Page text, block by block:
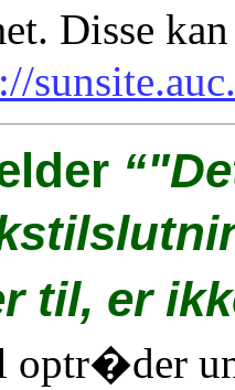
Disse
til, er
optr�der